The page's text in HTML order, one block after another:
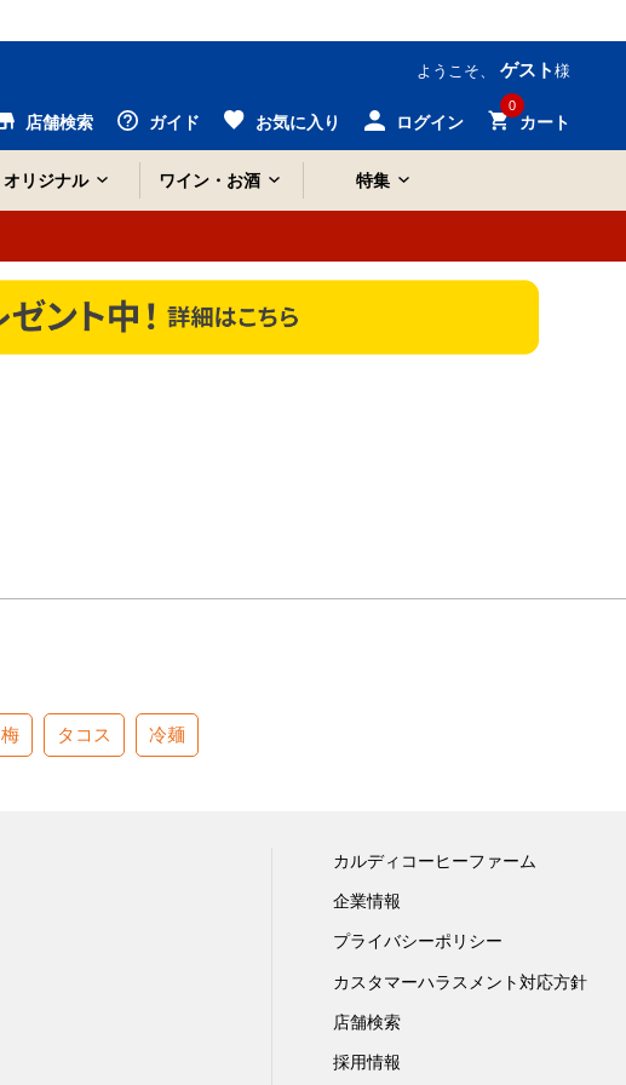
ようこそ、 ゲスト 様
店舗検索 ガイド お気に入り ログイン
0
カート
オリジナル ワイン・お酒 特集
梅 タコス 冷麺
カルディコーヒーファーム
企業情報
プライバシーポリシー
カスタマーハラスメント対応方針
店舗検索
採用情報